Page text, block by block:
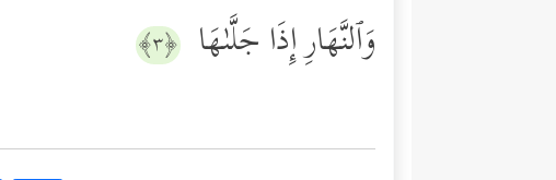
وَٱلنَّهَارِ إِذَا جَلَّىٰهَا ﴿٣﴾